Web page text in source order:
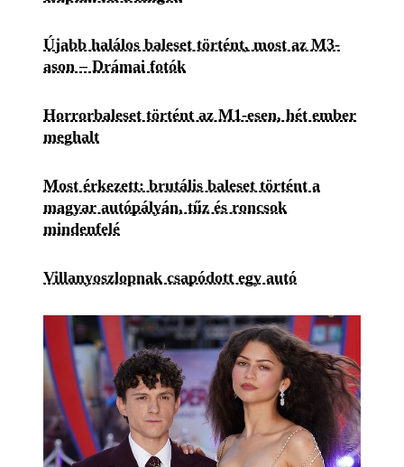
Újabb halálos baleset történt, most az M3-
ason – Drámai fotók
Horrorbaleset történt az M1-esen, hét ember
meghalt
Most érkezett: brutális baleset történt a
magyar autópályán, tűz és roncsok
mindenfelé
Villanyoszlopnak csapódott egy autó